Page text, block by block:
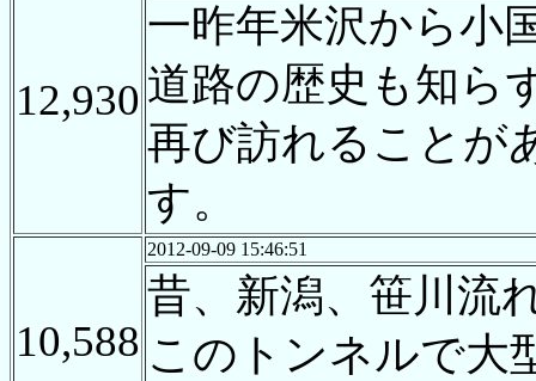
12,930
一昨年米沢から小
道路の歴史も知ら
再び訪れることが
す。
10,588
2012-09-09 15:46:51
昔、新潟、笹川流
このトンネルで大